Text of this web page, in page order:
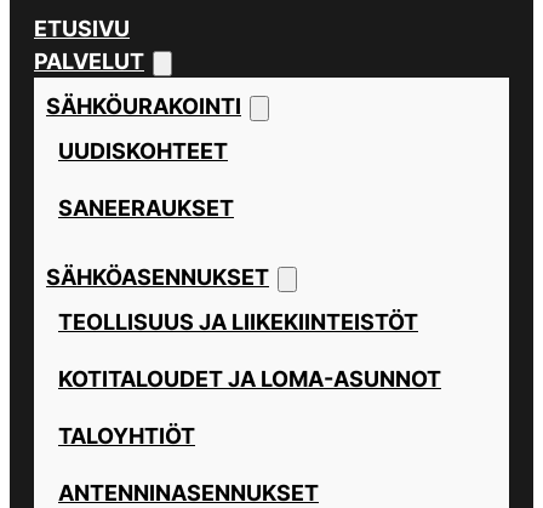
ETUSIVU
PALVELUT
SÄHKÖURAKOINTI
UUDISKOHTEET
SANEERAUKSET
SÄHKÖASENNUKSET
TEOLLISUUS JA LIIKEKIINTEISTÖT
KOTITALOUDET JA LOMA-ASUNNOT
TALOYHTIÖT
ANTENNINASENNUKSET